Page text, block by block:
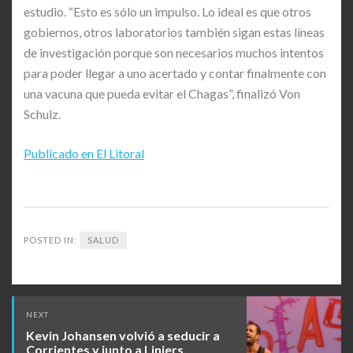
estudio. “Esto es sólo un impulso. Lo ideal es que otros
gobiernos, otros laboratorios también sigan estas líneas
de investigación porque son necesarios muchos intentos
para poder llegar a uno acertado y contar finalmente con
una vacuna que pueda evitar el Chagas”, finalizó Von
Schulz.
Publicado en El Litoral
POSTED IN: SALUD
Post
navigation
NEXT
Kevin Johansen volvió a seducir a
Corrientes y junto a Liniers,